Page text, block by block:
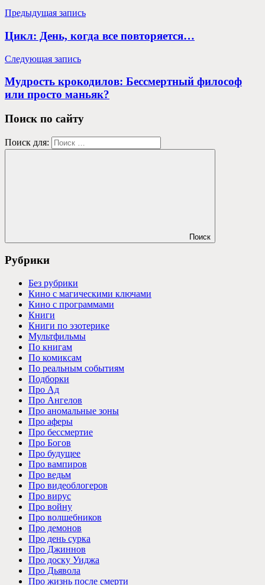
Предыдущая запись
Цикл: День, когда все повторяется…
Следующая запись
Мудрость крокодилов: Бессмертный философ
или просто маньяк?
Поиск по сайту
Поиск для:
Поиск
Рубрики
Без рубрики
Кино с магическими ключами
Кино с программами
Книги
Книги по эзотерике
Мультфильмы
По книгам
По комиксам
По реальным событиям
Подборки
Про Ад
Про Ангелов
Про аномальные зоны
Про аферы
Про бессмертие
Про Богов
Про будущее
Про вампиров
Про ведьм
Про видеоблогеров
Про вирус
Про войну
Про волшебников
Про демонов
Про день сурка
Про Джиннов
Про доску Уиджа
Про Дьявола
Про жизнь после смерти